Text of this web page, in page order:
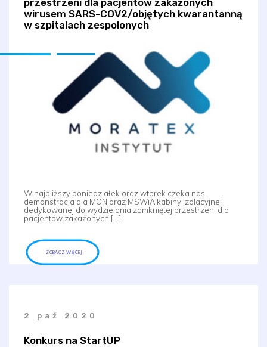
przestrzeni dla pacjentów zakażonych
wirusem SARS-COV2/objętych kwarantanną
w szpitalach zespolonych
W najbliższy poniedziałek oraz wtorek czeka nas
demonstracja dla MON oraz MSWiA kabiny izolacyjnej
dedykowanej do wydzielania zamkniętej przestrzeni dla
pacjentów zakażonych […]
ZOBACZ WIĘCEJ
2 paź 2020
Konkurs na StartUP